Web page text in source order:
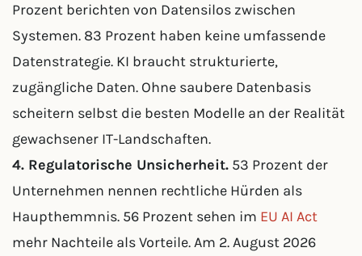
Prozent berichten von Datensilos zwischen
Systemen. 83 Prozent haben keine umfassende
Datenstrategie. KI braucht strukturierte,
zugängliche Daten. Ohne saubere Datenbasis
scheitern selbst die besten Modelle an der Realität
gewachsener IT-Landschaften.
4. Regulatorische Unsicherheit. 53 Prozent der
Unternehmen nennen rechtliche Hürden als
Haupthemmnis. 56 Prozent sehen im EU AI Act
mehr Nachteile als Vorteile. Am 2. August 2026